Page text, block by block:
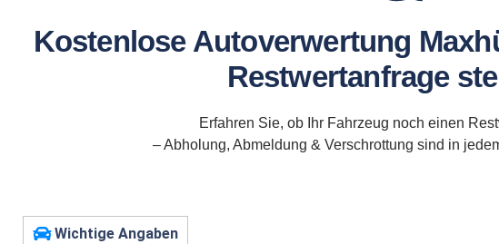
Kostenlose Autoverwertung
Restwertanfrage
Erfahren Sie, ob Ihr Fahrzeug noch einen
– Abholung, Abmeldung & Verschrottung sind in
Wichtige Angaben